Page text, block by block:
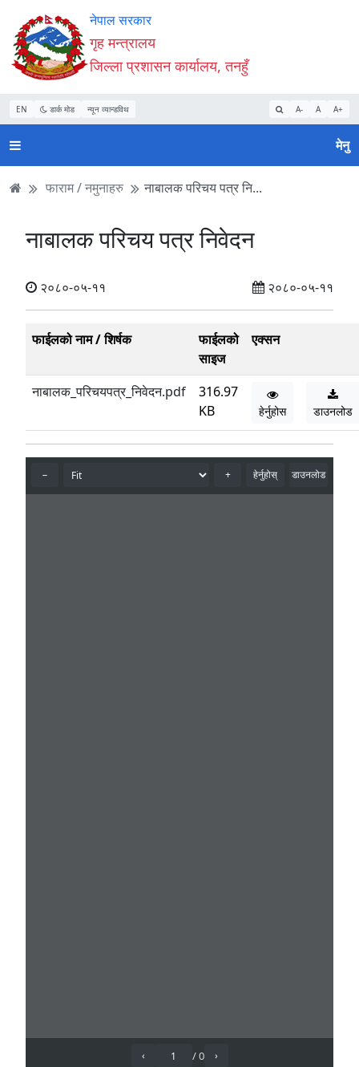
Accessibility
Mode
सुरु
गर्नुहोस्
सामाग्री
पढ्नुहाेस्
नेभिगेसन
पढ्नुहाेस्
वेबसाइट
खोजमा
जानुहोस्
नेपाल सरकार
गृह मन्त्रालय
जिल्ला प्रशासन कार्यालय, तनहुँ
EN डार्क मोड न्यून व्यान्डविथ A- A A+
मेनु
फाराम / नमुनाहरु नाबालक परिचय पत्र नि...
नाबालक परिचय पत्र निवेदन
२०८०-०५-११ २०८०-०५-११
फाईलको नाम / शिर्षक
फाईलको
साइज
एक्सन
नाबालक_परिचयपत्र_निवेदन.pdf
316.97
KB
हेर्नुहोस डाउनलोड